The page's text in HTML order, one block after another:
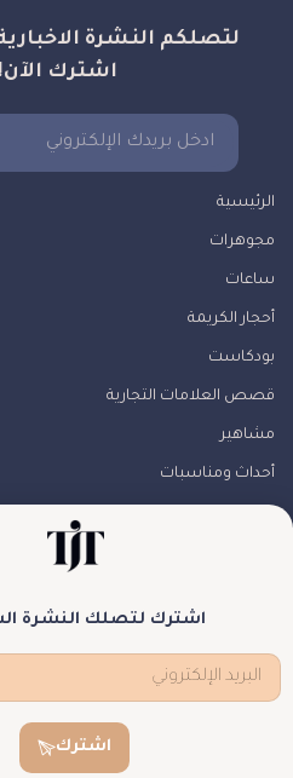
لتصلكم النشرة
اشترك الآن!
الرئيسية
مجوهرات
ساعات
أحجار الكريمة
بودكاست
قصص العلامات التجارية
مشاهير
أحداث ومناسبات
من نحن
theJewelryTales © جميع الحقوق محفوظة
اشترك لتصلك النشرة
اشترك